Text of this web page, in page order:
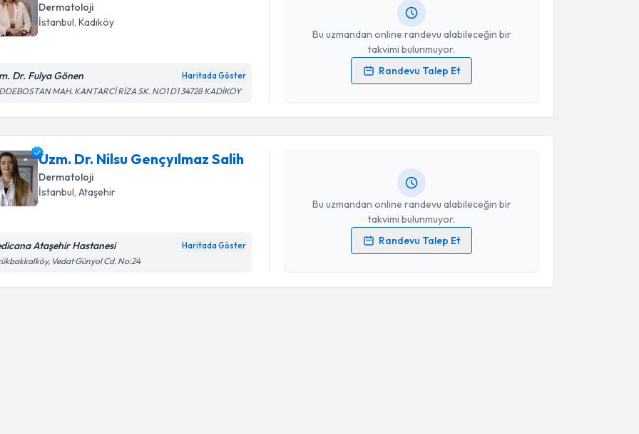
Dermatoloji
İstanbul, Kadıköy
Dr. Fulya Gönen Haritada Göster
MAH. KANTARCİ RİZA SK. NO1 D1 34728 KADİKOY
Bu uzmandan online randevu alabileceğin bir
takvimi bulunmuyor.
Randevu Talep Et
Kişisel verilerimin işlenmesine ilişkinAydınlatma Metni
işlenmesini kabul ediyorum.
Uzm. Dr. Nilsu Gençyılmaz Salih
Dermatoloji
İstanbul, Ataşehir
Ataşehir Hastanesi Haritada Göster
Vedat Günyol Cd. No:24
Bu uzmandan online randevu alabileceğin bir
takvimi bulunmuyor.
Randevu Talep Et
Randevu Takvimi Talebi
Kişisel verilerimin işlenmesine ilişkinAydınlatma Metni
işlenmesini kabul ediyorum.